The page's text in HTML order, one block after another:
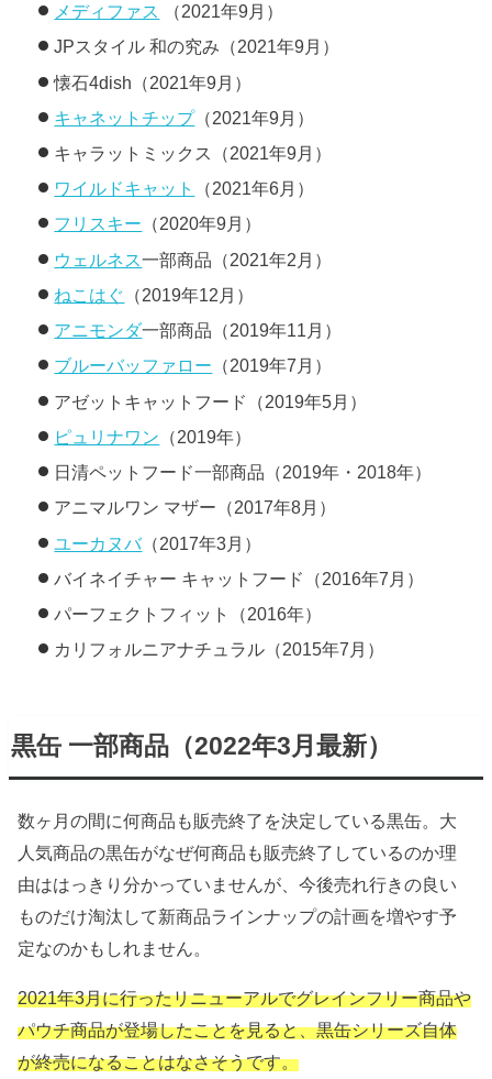
メディファス
（2021年9月）
JPスタイル 和の究み（2021年9月）
懐石4dish（2021年9月）
キャネットチップ（2021年9月）
キャラットミックス（2021年9月）
ワイルドキャット
（2021年6月）
フリスキー （2020年9月）
ウェルネス一部商品（2021年2月）
ねこはぐ （2019年12月）
アニモンダ一部商品（2019年11月）
ブルーバッファロー （2019年7月）
アゼットキャットフード
（2019年5月）
ピュリナワン （2019年）
日清ペットフード一部商品（2019年・2018年）
アニマルワン マザー（2017年8月）
ユーカヌバ（2017年3月）
バイネイチャー キャットフード（2016年7月）
パーフェクトフィット（2016年）
カリフォルニアナチュラル（2015年7月）
黒缶 一部商品（2022年3月最新）
数ヶ月の間に何商品も販売終了を決定している黒缶。大
人気商品の黒缶がなぜ何商品も販売終了しているのか理
由ははっきり分かっていませんが、今後売れ行きの良い
ものだけ淘汰して新商品ラインナップの計画を増やす予
定なのかもしれません。
2021年3月に行ったリニューアルでグレインフリー商品や
パウチ商品が登場したことを見ると、黒缶シリーズ自体
が終売になることはなさそうです。